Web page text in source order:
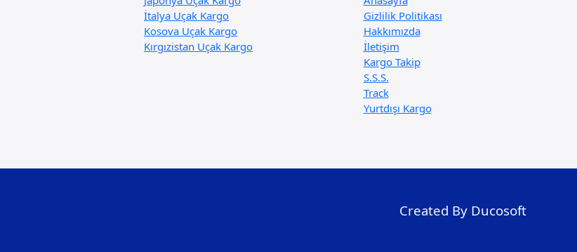
İtalya Uçak Kargo
Kosova Uçak Kargo
Kırgızistan Uçak Kargo
Gizlilik Politikası
Hakkımızda
İletişim
Kargo Takip
S.S.S.
Track
Yurtdışı Kargo
Created By Ducosoft